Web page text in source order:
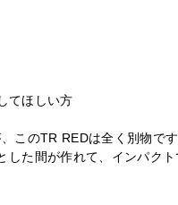
てほしい方
このTR REDは全く別物で
た間が作れて、インパク